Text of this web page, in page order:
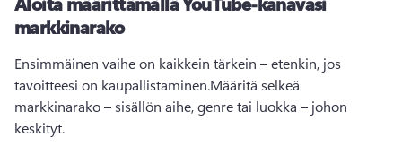
markkinarako
Ensimmäinen vaihe on kaikkein tärkein – etenkin, jos
tavoitteesi on kaupallistaminen.Määritä selkeä
markkinarako – sisällön aihe, genre tai luokka – johon
keskityt.